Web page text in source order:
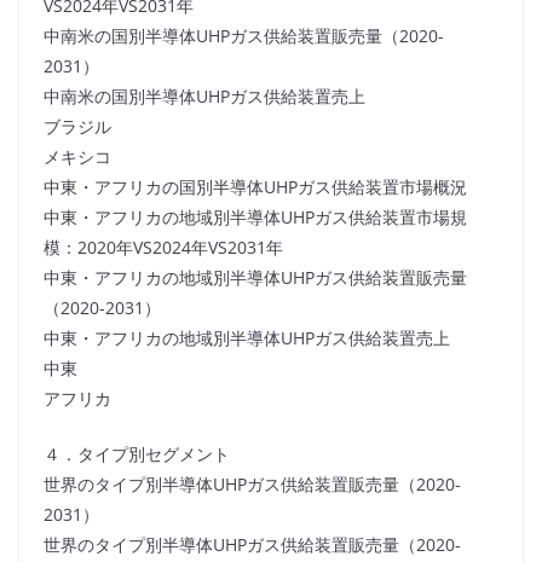
VS2024年VS2031年
中南米の国別半導体UHPガス供給装置販売量（2020-
2031）
中南米の国別半導体UHPガス供給装置売上
ブラジル
メキシコ
中東・アフリカの国別半導体UHPガス供給装置市場概況
中東・アフリカの地域別半導体UHPガス供給装置市場規
模：2020年VS2024年VS2031年
中東・アフリカの地域別半導体UHPガス供給装置販売量
（2020-2031）
中東・アフリカの地域別半導体UHPガス供給装置売上
中東
アフリカ
４．タイプ別セグメント
世界のタイプ別半導体UHPガス供給装置販売量（2020-
2031）
世界のタイプ別半導体UHPガス供給装置販売量（2020-